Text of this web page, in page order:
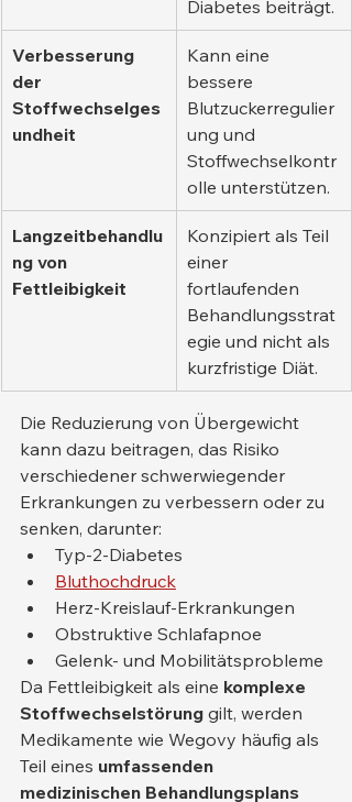
Diabetes beiträgt.
Verbesserung
der
Stoffwechselges
undheit
Kann eine
bessere
Blutzuckerregulier
ung und
Stoffwechselkontr
olle unterstützen.
Langzeitbehandlu
ng von
Fettleibigkeit
Konzipiert als Teil
einer
fortlaufenden
Behandlungsstrat
egie und nicht als
kurzfristige Diät.
Die Reduzierung von Übergewicht
kann dazu beitragen, das Risiko
verschiedener schwerwiegender
Erkrankungen zu verbessern oder zu
senken, darunter:
Typ-2-Diabetes
Bluthochdruck
Herz-Kreislauf-Erkrankungen
Obstruktive Schlafapnoe
Gelenk- und Mobilitätsprobleme
Da Fettleibigkeit als eine komplexe
Stoffwechselstörung gilt, werden
Medikamente wie Wegovy häufig als
Teil eines umfassenden
medizinischen Behandlungsplans